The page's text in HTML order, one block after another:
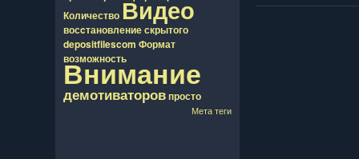
КоличествоВидео
восcтановлениескрытого
depositfilescom Формат
возможность
Внимание
демотиваторовпросто
Мета теги